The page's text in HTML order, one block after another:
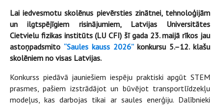
Lai iedvesmotu skolēnus pievērsties zinātnei, tehnoloģijām
un ilgtspējīgiem risinājumiem, Latvijas Universitātes
Cietvielu fizikas institūts (LU CFI) šī gada 23. maijā rīkos jau
astoņpadsmito “Saules kauss 2026”konkursu 5.–12. klašu
skolēniem no visas Latvijas.
Konkurss piedāvā jauniešiem iespēju praktiski apgūt STEM
prasmes, pašiem izstrādājot un būvējot transportlīdzekļu
modeļus, kas darbojas tikai ar saules enerģiju. Dalībnieki